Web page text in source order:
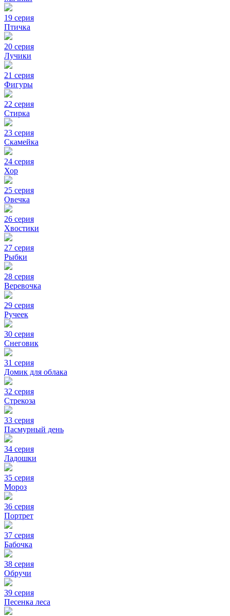
19 серия
Птичка
20 серия
Лучики
21 серия
Фигуры
22 серия
Стирка
23 серия
Скамейка
24 серия
Хор
25 серия
Овечка
26 серия
Хвостики
27 серия
Рыбки
28 серия
Веревочка
29 серия
Ручеек
30 серия
Снеговик
31 серия
Домик для облака
32 серия
Стрекоза
33 серия
Пасмурный день
34 серия
Ладошки
35 серия
Мороз
36 серия
Портрет
37 серия
Бабочка
38 серия
Обручи
39 серия
Песенка леса